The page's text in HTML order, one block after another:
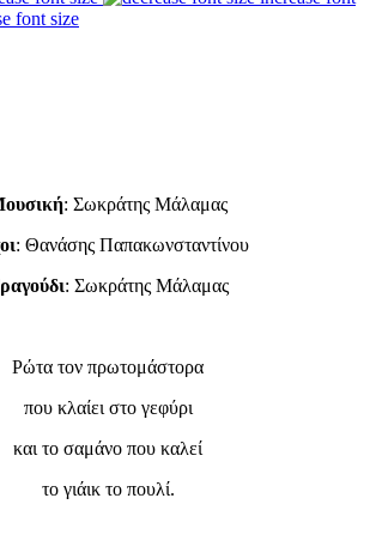
: Σωκράτης Μάλαμας
: Θανάσης Παπακωνσταντίνου
: Σωκράτης Μάλαμας
Ρώτα τον πρωτομάστορα
που κλαίει στο γεφύρι
και το σαμάνο που καλεί
το γιάικ το πουλί.